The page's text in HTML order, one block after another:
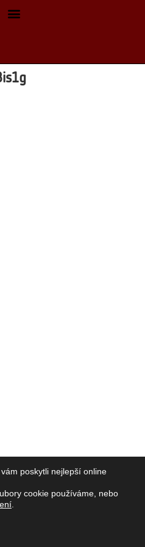
poskytli nejlepší online
cookie používáme, nebo